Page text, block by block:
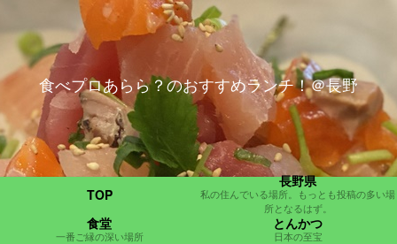
食べプロあらら？のおすすめランチ！＠長野
TOP
長野県
私の住んでいる場所。もっとも投稿の多い場
所となるはず。
食堂
一番ご縁の深い場所
とんかつ
日本の至宝